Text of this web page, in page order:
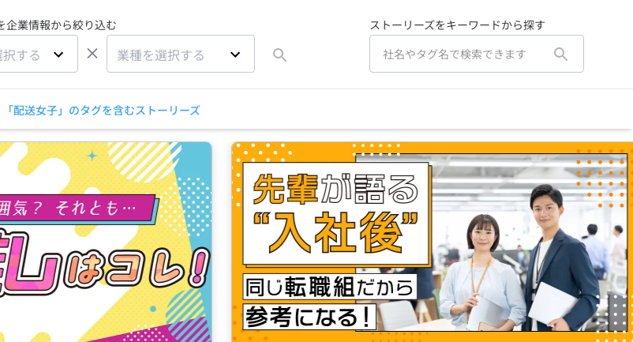
企業情報から絞り込む
する × 業種を選択する
ストーリーズをキーワードから探す
「配送女子」のタグを含むストーリーズ